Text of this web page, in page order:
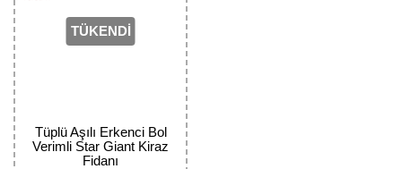
TÜKENDİ
Tüplü Aşılı Erkenci Bol
Verimli Star Giant Kiraz
Fidanı